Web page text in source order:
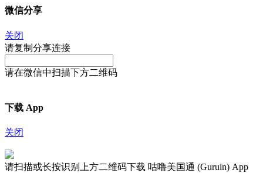
微信分享
关闭
请复制分享连接
请在微信中扫描下方二维码
下载 App
关闭
请扫描或长按识别上方二维码下载 咕噜美国通 (Guruin) App